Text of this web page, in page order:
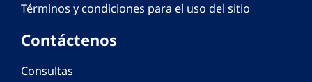
Términos y condiciones para el uso del sitio
Contáctenos
Consultas